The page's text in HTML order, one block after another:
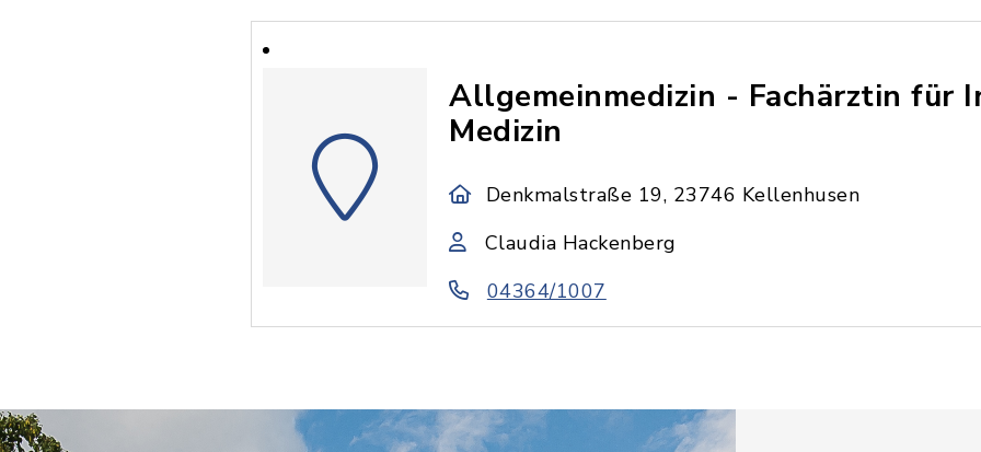
Allgemeinmedizin - Fachärztin für
Medizin
Denkmalstraße 19, 23746 Kellenhusen
Claudia Hackenberg
04364/1007